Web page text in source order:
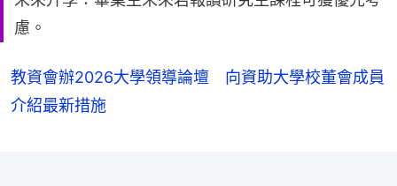
慮。
教資會辦2026大學領導論壇 向資助大學校董會成員
介紹最新措施